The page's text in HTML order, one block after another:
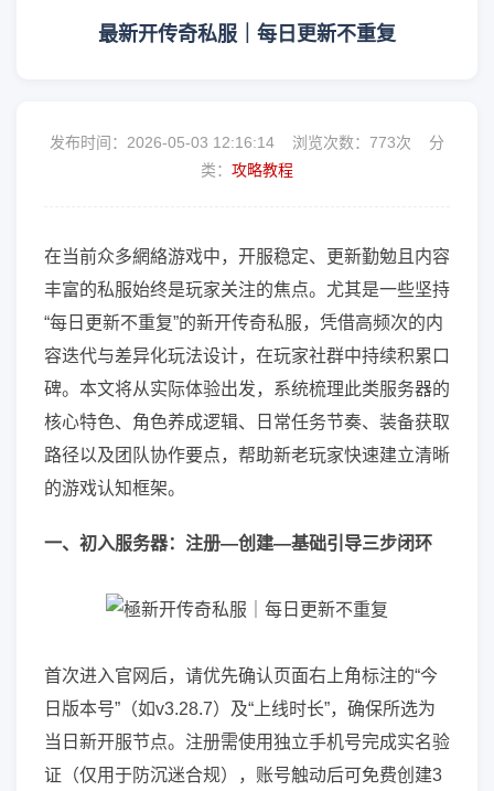
最新开传奇私服｜每日更新不重复
发布时间：2026-05-03 12:16:14 浏览次数： 773次 分
类： 攻略教程
在当前众多網絡游戏中，开服稳定、更新勤勉且内容
丰富的私服始终是玩家关注的焦点。尤其是一些坚持
“每日更新不重复”的新开传奇私服，凭借高频次的内
容迭代与差异化玩法设计，在玩家社群中持续积累口
碑。本文将从实际体验出发，系统梳理此类服务器的
核心特色、角色养成逻辑、日常任务节奏、装备获取
路径以及团队协作要点，帮助新老玩家快速建立清晰
的游戏认知框架。
一、初入服务器：注册—创建—基础引导三步闭环
首次进入官网后，请优先确认页面右上角标注的“今
日版本号”（如v3.28.7）及“上线时长”，确保所选为
当日新开服节点。注册需使用独立手机号完成实名验
证（仅用于防沉迷合规），账号触动后可免费创建3